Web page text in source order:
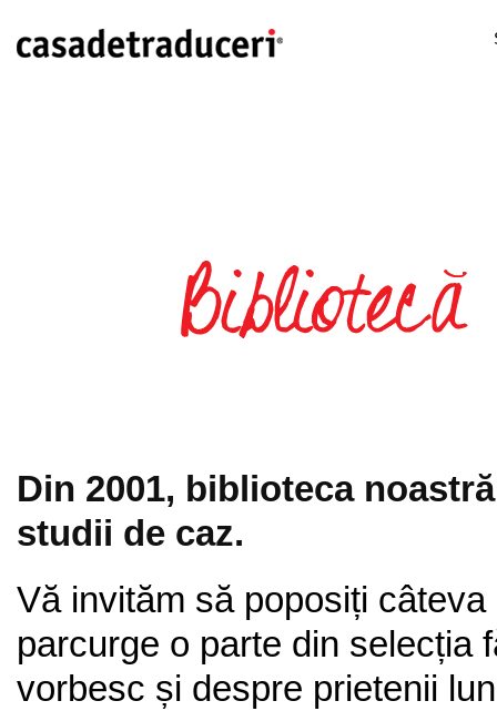
Din 2001, biblioteca
studii de caz.
Vă invităm să poposiți
parcurge o parte din selecția
vorbesc și despre prietenii